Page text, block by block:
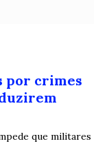
por crimes
que militares